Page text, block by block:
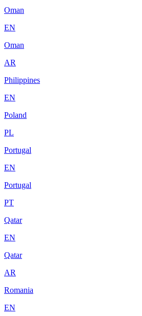
Oman
EN
Oman
AR
Philippines
EN
Poland
PL
Portugal
EN
Portugal
PT
Qatar
EN
Qatar
AR
Romania
EN